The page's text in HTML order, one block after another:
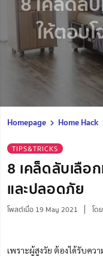
ให้ตอบ
Homepage Home Hack
TIPS&TRICKS
8 เคล็ดลับเลือ
และปลอดภัย
โพสต์เมื่อ 19 May 2021 โด
เพราะผู้สูงวัย ต้องได้รับคว